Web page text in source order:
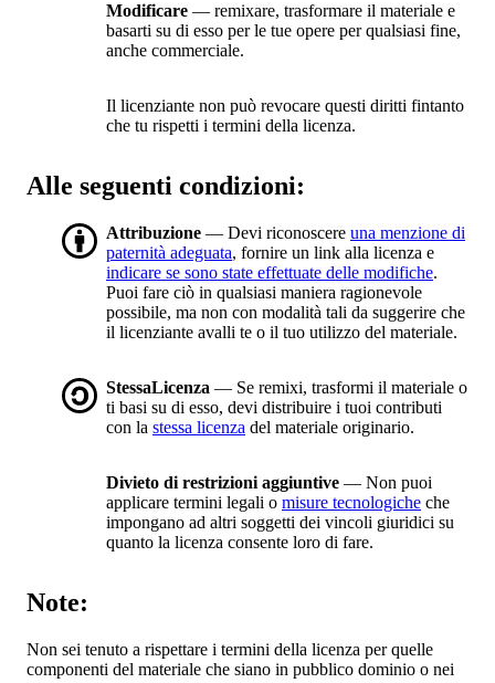
Modificare — remixare, trasformare il materiale e
basarti su di esso per le tue opere per qualsiasi fine,
anche commerciale.
Il licenziante non può revocare questi diritti fintanto
che tu rispetti i termini della licenza.
Alle seguenti condizioni:
Attribuzione — Devi riconoscere una menzione di
paternità adeguata, fornire un link alla licenza e
indicare se sono state effettuate delle modifiche.
Puoi fare ciò in qualsiasi maniera ragionevole
possibile, ma non con modalità tali da suggerire che
il licenziante avalli te o il tuo utilizzo del materiale.
StessaLicenza — Se remixi, trasformi il materiale o
ti basi su di esso, devi distribuire i tuoi contributi
con la stessa licenza del materiale originario.
Divieto di restrizioni aggiuntive — Non puoi
applicare termini legali o misure tecnologiche che
impongano ad altri soggetti dei vincoli giuridici su
quanto la licenza consente loro di fare.
Note:
Non sei tenuto a rispettare i termini della licenza per quelle
componenti del materiale che siano in pubblico dominio o nei